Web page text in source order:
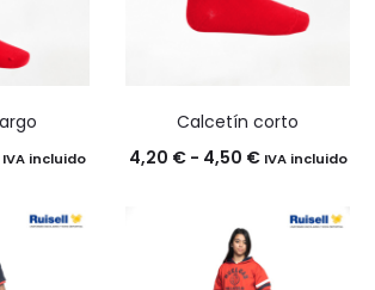
precios:
IVA incluido
Calcetín corto
4,20 € - 4,50 €Rango
precios:
desde
IVA incluido